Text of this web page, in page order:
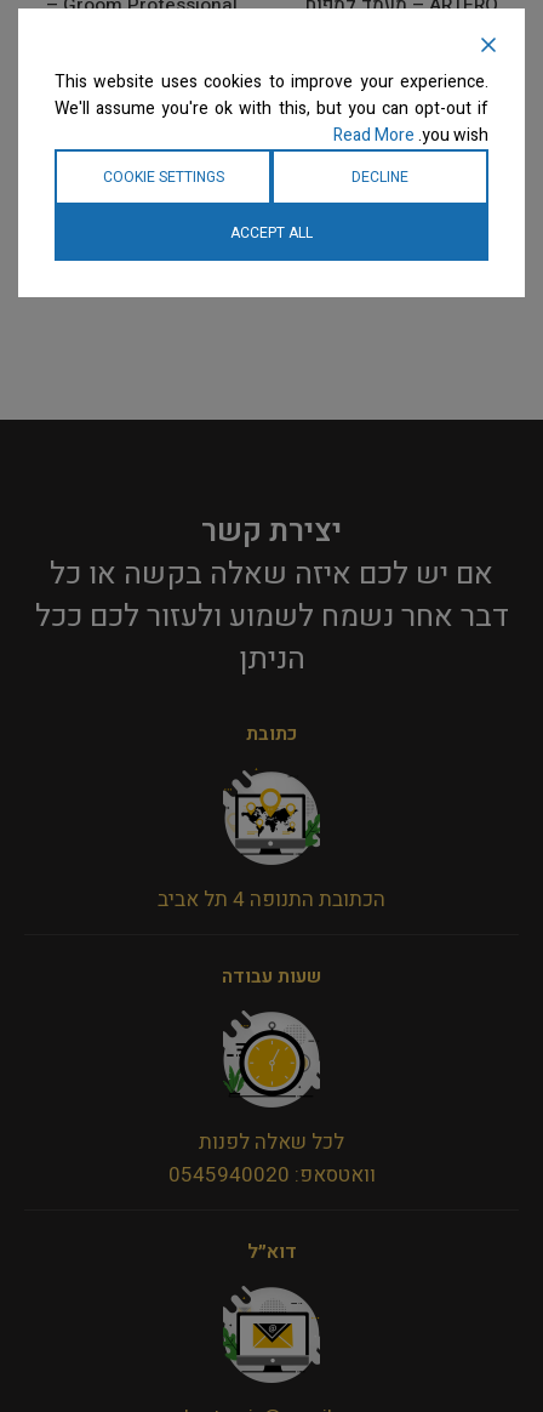
MOTOR DRYER STAND &
TUBE
מייבשי שיער
המחיר ייחשף רק לבעלי
מספרות רשומיםצרו קשר
Dryer/Blaster
מייבשי שיער
המחיר ייחשף רק לבעלי
מספרות רשומיםצרו קשר
יצירת קשר
אם יש לכם איזה שאלה בקשה או כל
דבר אחר נשמח לשמוע ולעזור לכם ככל
הניתן​
כתובת
הכתובת התנופה 4 תל אביב
שעות עבודה
לכל שאלה לפנות
וואטסאפ: 0545940020
דוא״ל
This website uses cookies to improve your experience.
We'll assume you're ok with this, but you can opt-out if
you wish.
Read More
DECLINE
COOKIE SETTINGS
ACCEPT ALL